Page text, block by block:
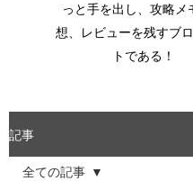
っと手を出し、攻略メ
想、レビューを残すブ
トである！
記事
全ての記事